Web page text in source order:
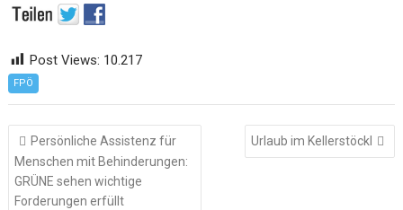
Post Views: 10.217
FPÖ
Beitragsnavigation
Persönliche Assistenz für
Menschen mit Behinderungen:
GRÜNE sehen wichtige
Forderungen erfüllt
Urlaub im Kellerstöckl